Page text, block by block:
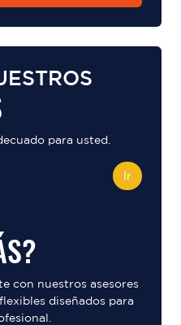
para usted.
Ir
con nuestros asesores
diseñados para